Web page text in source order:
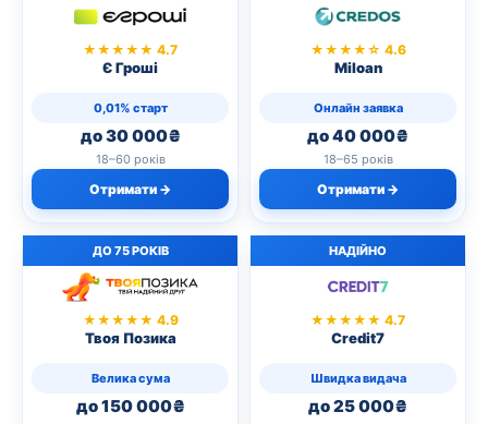
★★★★★ 4.7
Є Гроші
0,01% старт
до 30 000₴
18–60 років
Отримати →
★★★★☆ 4.6
Miloan
Онлайн заявка
до 40 000₴
18–65 років
Отримати →
ДО 75 РОКІВ
★★★★★ 4.9
Твоя Позика
Велика сума
до 150 000₴
НАДІЙНО
★★★★★ 4.7
Credit7
Швидка видача
до 25 000₴